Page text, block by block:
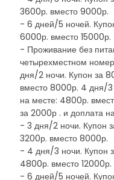
3600р. вместо 9000р.
- 6 дней/5 ночей.
6000р. вместо 15000р.
- Проживание без
четырехместном
дня/2 ночи. Купон за
вместо 8000р. 4 дня/3
на месте: 4800р.
за 2000р . и доплата
- 3 дня/2 ночи. Купон
3200р. вместо 8000р.
- 4 дня/3 ночи. Купон
4800р. вместо 12000р.
- 6 дней/5 ночей.